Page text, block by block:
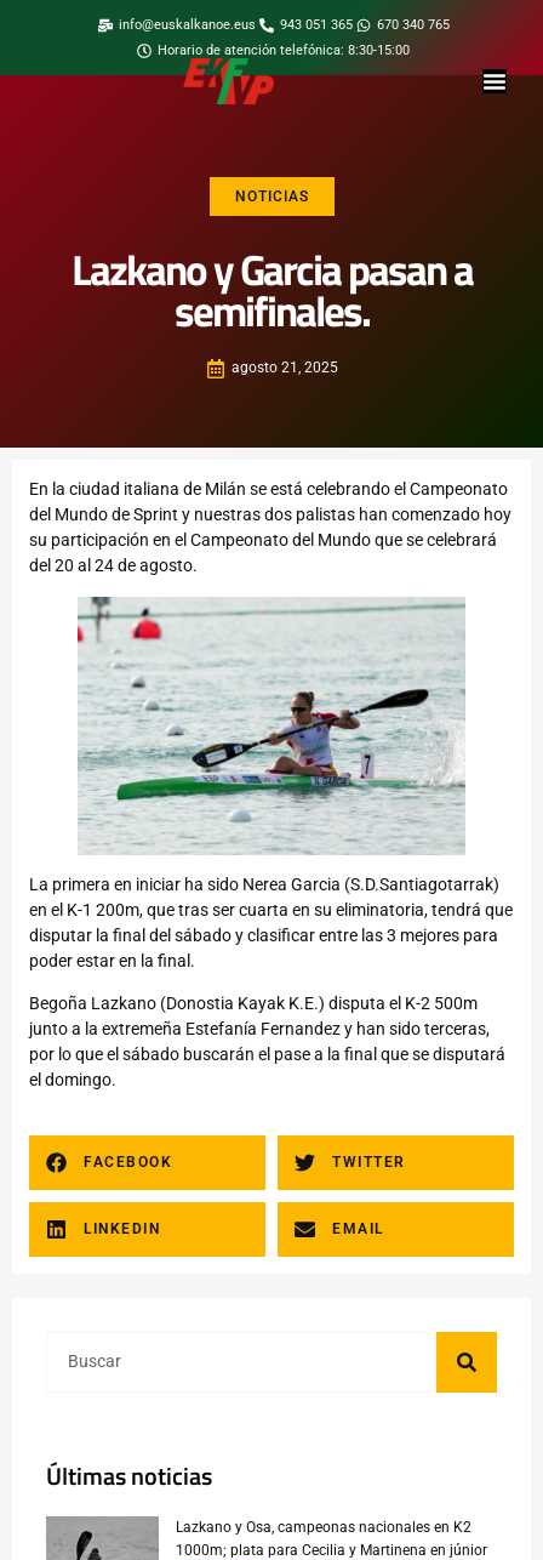
info@euskalkanoe.eus 943 051 365
670 340 765
Horario de atención telefónica: 8:30-15:00
NOTICIAS
Lazkano y Garcia pasan a
semifinales.
agosto 21, 2025
En la ciudad italiana de Milán se está celebrando el Campeonato
del Mundo de Sprint y nuestras dos palistas han comenzado hoy
su participación en el Campeonato del Mundo que se celebrará
del 20 al 24 de agosto.
La primera en iniciar ha sido Nerea Garcia (S.D.Santiagotarrak)
en el K-1 200m, que tras ser cuarta en su eliminatoria, tendrá que
disputar la final del sábado y clasificar entre las 3 mejores para
poder estar en la final.
Begoña Lazkano (Donostia Kayak K.E.) disputa el K-2 500m
junto a la extremeña Estefanía Fernandez y han sido terceras,
por lo que el sábado buscarán el pase a la final que se disputará
el domingo.
FACEBOOK TWITTER
LINKEDIN EMAIL
Últimas noticias
Lazkano y Osa, campeonas nacionales en K2
1000m; plata para Cecilia y Martinena en júnior